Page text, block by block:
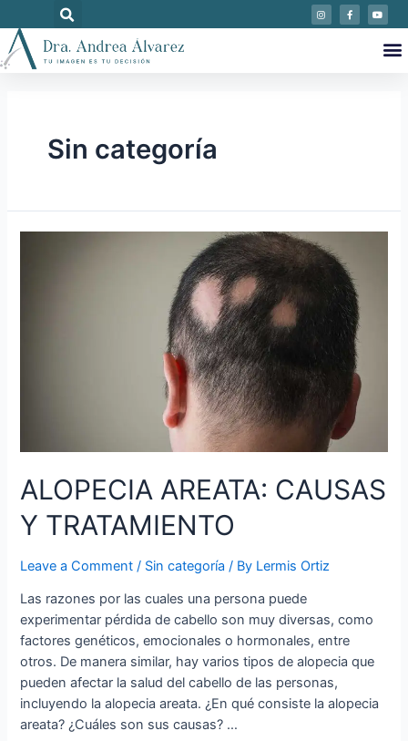
Sin categoría
ALOPECIA AREATA: CAUSAS
Y TRATAMIENTO
Leave a Comment / Sin categoría / By Lermis Ortiz
Las razones por las cuales una persona puede
experimentar pérdida de cabello son muy diversas, como
factores genéticos, emocionales o hormonales, entre
otros. De manera similar, hay varios tipos de alopecia que
pueden afectar la salud del cabello de las personas,
incluyendo la alopecia areata. ¿En qué consiste la alopecia
areata? ¿Cuáles son sus causas? …